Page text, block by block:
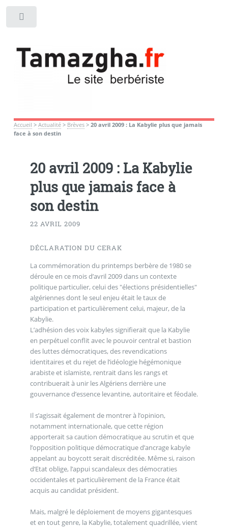
Accueil > Actualité> Brèves> 20 avril 2009 : La Kabylie plus que jamais
face à son destin
20 avril 2009 : La Kabylie
plus que jamais face à
son destin
22 AVRIL 2009
DÉCLARATION DU CERAK
La commémoration du printemps berbère de 1980 se
déroule en ce mois d’avril 2009 dans un contexte
politique particulier, celui des "élections présidentielles"
algériennes dont le seul enjeu était le taux de
participation et particulièrement celui, majeur, de la
Kabylie.
L’adhésion des voix kabyles signifierait que la Kabylie
en perpétuel conflit avec le pouvoir central et bastion
des luttes démocratiques, des revendications
identitaires et du rejet de l’idéologie hégémonique
arabiste et islamiste, rentrait dans les rangs et
contribuerait à unir les Algériens derrière une
gouvernance d’essence levantine, autoritaire et féodale.
Il s’agissait également de montrer à l’opinion,
notamment internationale, que cette région
apporterait sa caution démocratique au scrutin et que
l’opposition politique démocratique d’ancrage kabyle
appelant au boycott serait discréditée. Même si, raison
d’Etat oblige, l’appui scandaleux des démocraties
occidentales et particulièrement de la France était
acquis au candidat président.
Mais, malgré le déploiement de moyens gigantesques
et en tout genre, la Kabylie, totalement quadrillée, vient